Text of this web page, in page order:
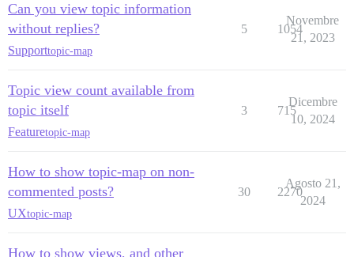
Can you view topic information
without replies?
Supporttopic-map
5 1054
Novembre
21, 2023
Topic view count available from
topic itself
Featuretopic-map
3 715
Dicembre
10, 2024
How to show topic-map on non-
commented posts?
UXtopic-map
30 2270
Agosto 21,
2024
How to show views, and other